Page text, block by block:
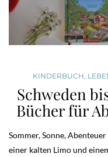
KINDERBUCH,
Schweden
Bücher für
Sommer, Sonne,
einer kalten Limo und